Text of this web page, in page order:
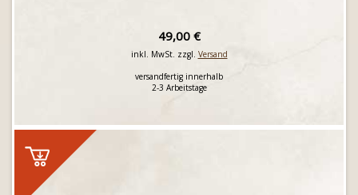
49,00 €
inkl. MwSt. zzgl. Versand
versandfertig innerhalb
2-3 Arbeitstage